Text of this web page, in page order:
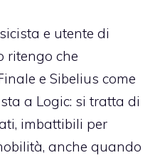
e utente di
ritengo che
e Sibelius come
a Logic: si tratta di
imbattibili per
anche quando